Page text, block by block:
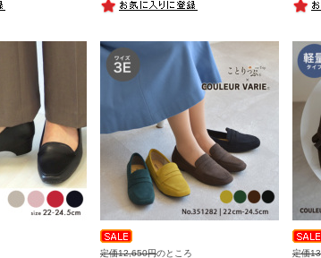
定価12,650円のところ
定価